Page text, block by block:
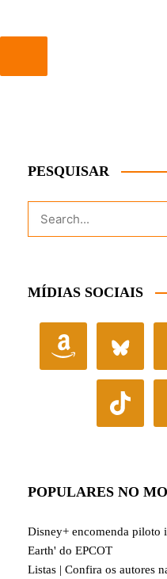
PESQUISAR
MÍDIAS SOCIAIS
POPULARES NO
Disney+ encomenda piloto
Earth' do EPCOT
Listas | Confira os autores